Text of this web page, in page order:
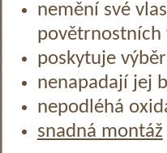
nemění své
povětrnostních
poskytuje
nenapadají jej
nepodléhá
snadná montáž